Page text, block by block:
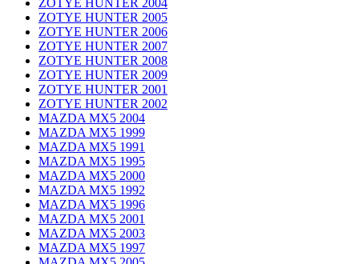
ZOTYE HUNTER 2005
ZOTYE HUNTER 2006
ZOTYE HUNTER 2007
ZOTYE HUNTER 2008
ZOTYE HUNTER 2009
ZOTYE HUNTER 2001
ZOTYE HUNTER 2002
MAZDA MX5 2004
MAZDA MX5 1999
MAZDA MX5 1991
MAZDA MX5 1995
MAZDA MX5 2000
MAZDA MX5 1992
MAZDA MX5 1996
MAZDA MX5 2001
MAZDA MX5 2003
MAZDA MX5 1997